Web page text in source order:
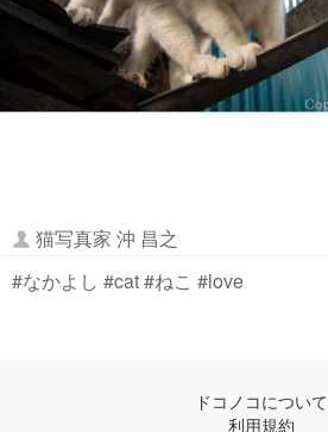
猫写真家 沖 昌之
#なかよし #cat #ねこ #love
ドコノコについて
利用規約